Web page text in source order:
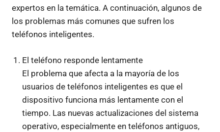
expertos en la temática. A continuación, algunos de
los problemas más comunes que sufren los
teléfonos inteligentes.
El teléfono responde lentamente
El problema que afecta a la mayoría de los
usuarios de teléfonos inteligentes es que el
dispositivo funciona más lentamente con el
tiempo. Las nuevas actualizaciones del sistema
operativo, especialmente en teléfonos antiguos,